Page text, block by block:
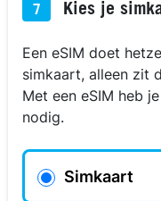
7 Kies je
Een eSIM doet
simkaart, alleen zit
Met een eSIM heb
nodig.
Simkaart